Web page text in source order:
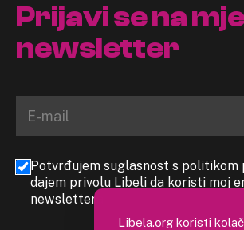
Prijavi se na
newsletter
Potvrđujem suglasnost s
dajem privolu Libeli da koristi moj
newslettera
Libela.org koristi